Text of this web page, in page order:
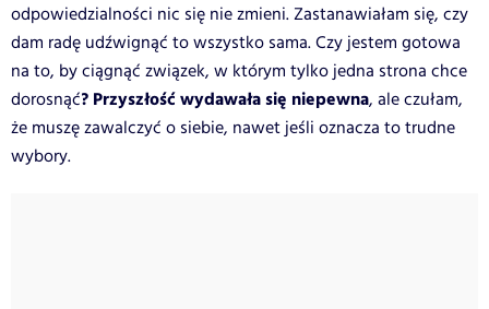
odpowiedzialności nic się nie zmieni. Zastanawiałam się, czy
dam radę udźwignąć to wszystko sama. Czy jestem gotowa
na to, by ciągnąć związek, w którym tylko jedna strona chce
dorosnąć? Przyszłość wydawała się niepewna, ale czułam,
że muszę zawalczyć o siebie, nawet jeśli oznacza to trudne
wybory.